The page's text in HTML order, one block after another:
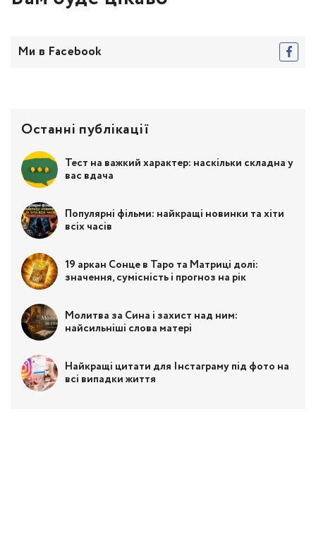
Ми в Facebook
Останні публікації
Тест на важкий характер: наскільки складна у
вас вдача
Популярні фільми: найкращі новинки та хіти
всіх часів
19 аркан Сонце в Таро та Матриці долі:
значення, сумісність і прогноз на рік
Молитва за Сина і захист над ним:
найсильніші слова матері
Найкращі цитати для Інстаграму під фото на
всі випадки життя